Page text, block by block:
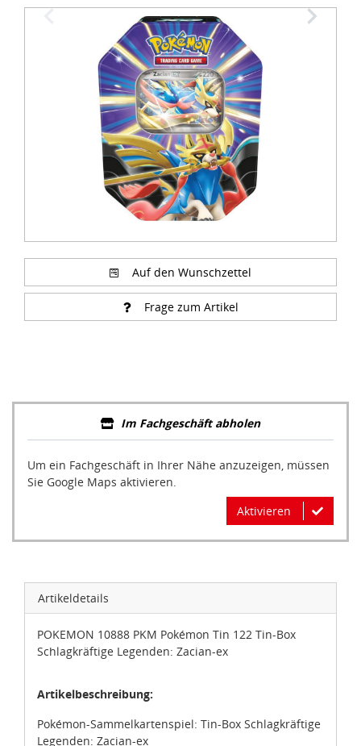
Auf den Wunschzettel
Frage zum Artikel
Im Fachgeschäft abholen
Um ein Fachgeschäft in Ihrer Nähe anzuzeigen, müssen
Sie Google Maps aktivieren.
Aktivieren
Artikeldetails
POKEMON 10888 PKM Pokémon Tin 122 Tin-Box
Schlagkräftige Legenden: Zacian-ex
Artikelbeschreibung:
Pokémon-Sammelkartenspiel: Tin-Box Schlagkräftige
Legenden: Zacian-ex